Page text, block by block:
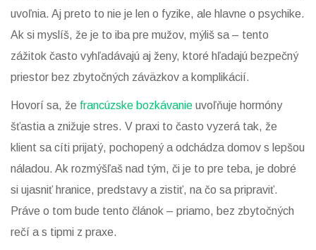
uvoľnia. Aj preto to nie je len o fyzike, ale hlavne o psychike.
Ak si myslíš, že je to iba pre mužov, mýliš sa – tento
zážitok často vyhľadávajú aj ženy, ktoré hľadajú bezpečný
priestor bez zbytočných záväzkov a komplikácií.
Hovorí sa, že francúzske bozkávanie uvoľňuje hormóny
šťastia a znižuje stres. V praxi to často vyzerá tak, že
klient sa cíti prijatý, pochopený a odchádza domov s lepšou
náladou. Ak rozmýšľaš nad tým, či je to pre teba, je dobré
si ujasniť hranice, predstavy a zistiť, na čo sa pripraviť.
Práve o tom bude tento článok – priamo, bez zbytočných
rečí a s tipmi z praxe.